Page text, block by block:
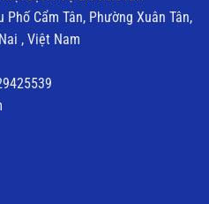
Cẩm Tân, Phường Xuân Tân,
, Việt Nam